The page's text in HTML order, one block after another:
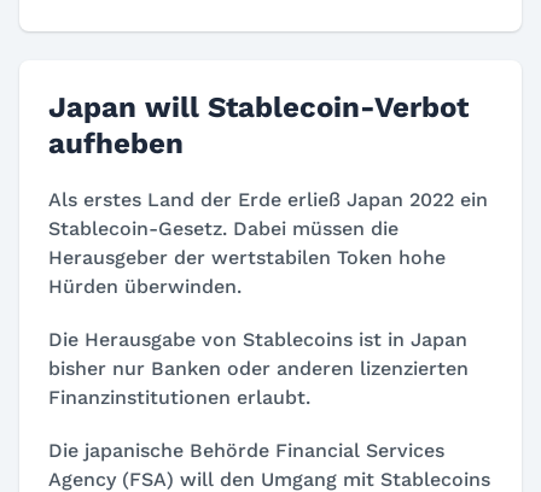
Japan will Stablecoin-Verbot
aufheben
Als erstes Land der Erde erließ Japan 2022 ein
Stablecoin-Gesetz. Dabei müssen die
Herausgeber der wertstabilen Token hohe
Hürden überwinden.
Die Herausgabe von Stablecoins ist in Japan
bisher nur Banken oder anderen lizenzierten
Finanzinstitutionen erlaubt.
Die japanische Behörde Financial Services
Agency (FSA) will den Umgang mit Stablecoins